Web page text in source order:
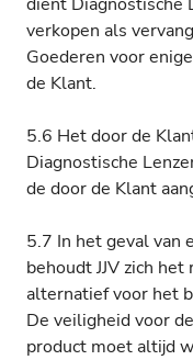
verkopen als
Goederen voor
de Klant.
5.6 Het door de
Diagnostische
de door de Klant
5.7 In het geval van
behoudt JJV zich
alternatief voor het
De veiligheid voor
product moet altijd